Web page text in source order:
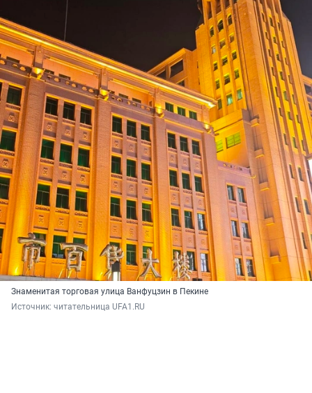
Знаменитая торговая улица Ванфуцзин в Пекине
Источник: читательница UFA1.RU